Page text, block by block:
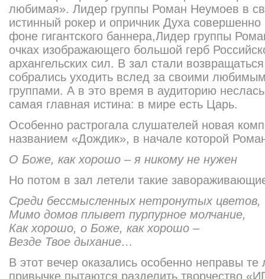
любимая». Лидер группы Роман Неумоев в
истинный рокер и опричник Духа
фоне гигантского баннера,Лидер группы
очках изображающего большой герб
архангельских сил. В зал стали
собрались уходить вслед за своими
группами. А в это время в аудиторию
самая главная истина: в мире есть Царь.
Особенно растрогала слушателей новая
названием «Дождик», в начале которой
О Боже, как хорошо – я никому не нужен
Но потом в зал летели такие
Среди бессмысленных нетронутых цветов,
Мимо домов плывет пурпурное молчание,
Как хорошо, о Боже, как хорошо –
Везде Твое дыхание…
В этот вечер оказались особенно неправы
привычке пытаются разделить творчество